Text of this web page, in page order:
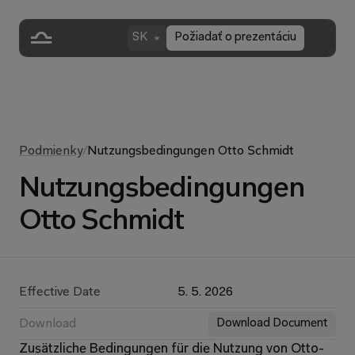
Požiadať o prezentáciu
SK
Podmienky/Nutzungsbedingungen Otto Schmidt
Nutzungsbedingungen
Otto Schmidt
Effective Date 5. 5. 2026
Download Download Document
Zusätzliche Bedingungen für die Nutzung von Otto-